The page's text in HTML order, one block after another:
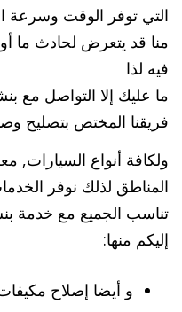
التي توفر الوقت
منا قد يتعرض لحادث ما
فيه لذا
ما عليك إلا التواصل مع
فريقنا المختص بتصليح
ولكافة أنواع السيارات,
المناطق لذلك نوفر
تناسب الجميع مع خدمة
إليكم منها:
و أيضا إصلاح